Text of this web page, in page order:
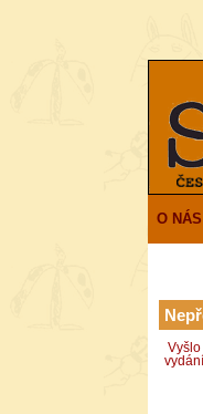
O NÁS